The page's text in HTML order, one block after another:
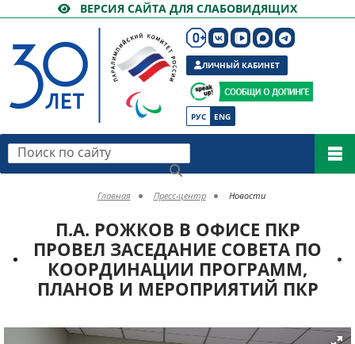
ВЕРСИЯ САЙТА ДЛЯ СЛАБОВИДЯЩИХ
РУС ENG
ЛИЧНЫЙ КАБИНЕТ
Поиск по сайту
Главная Пресс-центр Новости
П.А. РОЖКОВ В ОФИСЕ ПКР
ПРОВЕЛ ЗАСЕДАНИЕ СОВЕТА ПО
КООРДИНАЦИИ ПРОГРАММ,
ПЛАНОВ И МЕРОПРИЯТИЙ ПКР